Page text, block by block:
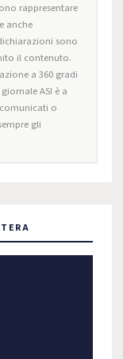
rappresentare
anche
sono
il contenuto.
a 360 gradi
ASI è a
o
gli